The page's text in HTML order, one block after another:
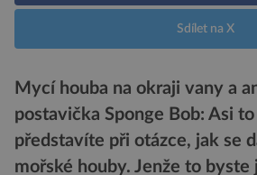
Sdílet na X
Mycí houba na okraji vany a
postavička Sponge Bob: Asi
představíte při otázce, jak se
mořské houby. Jenže to byste